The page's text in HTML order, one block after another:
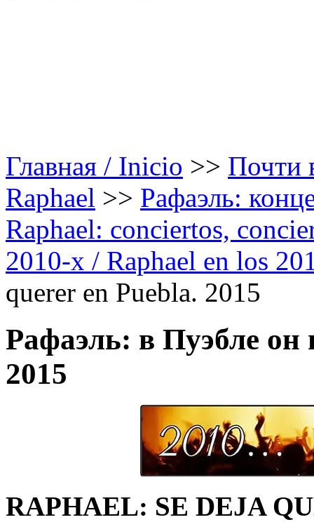
Главная / Inicio >> Почти
Raphael >> Рафаэль:
Raphael: conciertos,
2010-х / Raphael en los
querer en Puebla. 2015
Рафаэль: в Пуэбле он
2015
RAPHAEL: SE DEJA